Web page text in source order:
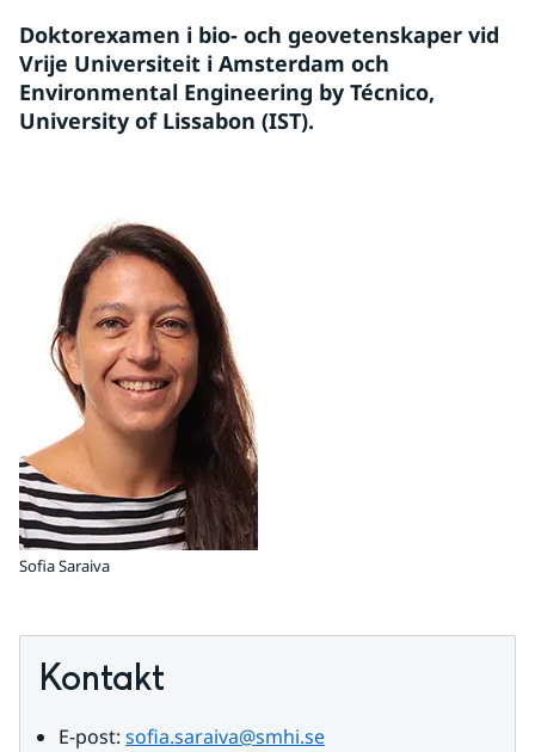
Doktorexamen i bio- och geovetenskaper vid
Vrije Universiteit i Amsterdam och
Environmental Engineering by Técnico,
University of Lissabon (IST).
Sofia Saraiva
Kontakt
E-post: sofia.saraiva@smhi.se